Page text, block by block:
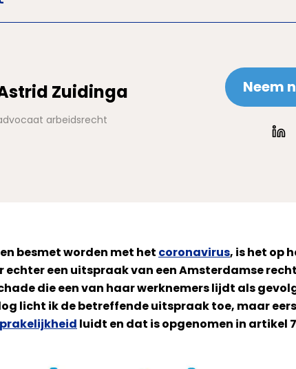
Zuidinga
arbeidsrecht
Neem
besmet worden met het coronavirus, is het op
echter een uitspraak van een Amsterdamse
die een van haar werknemers lijdt als
licht ik de betreffende uitspraak toe, maar
luidt en dat is opgenomen in artikel